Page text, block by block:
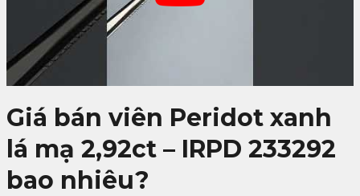
Giá bán viên Peridot xanh
lá mạ 2,92ct – IRPD 233292
bao nhiêu?